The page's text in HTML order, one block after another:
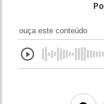
ouça este conteúdo